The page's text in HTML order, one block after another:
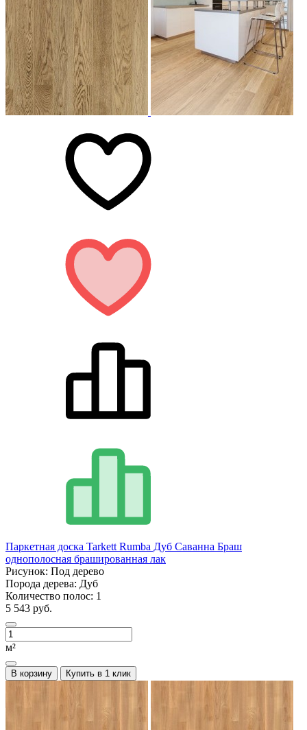
Паркетная доска Tarkett Rumba Дуб Саванна Браш
однополосная брашированная лак
Рисунок: Под дерево
Порода дерева: Дуб
Количество полос: 1
5 543 руб.
м²
В корзину Купить в 1 клик